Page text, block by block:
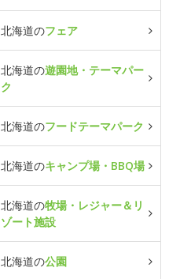
北海道のフェア
北海道の遊園地・テーマパー
ク
北海道のフードテーマパーク
北海道のキャンプ場・BBQ場
北海道の牧場・レジャー＆リ
ゾート施設
北海道の公園